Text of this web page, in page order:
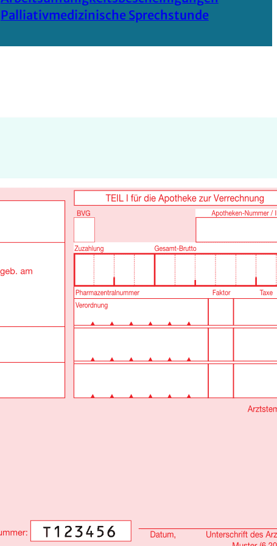
Palliativmedizinische Sprechstunde